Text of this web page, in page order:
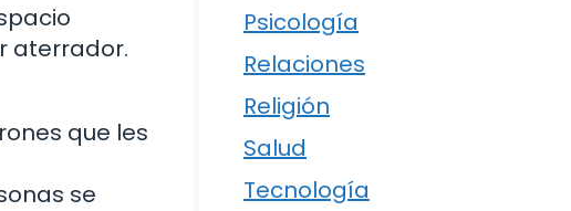
aterrador.
que les
se
Psicología
Relaciones
Religión
Salud
Tecnología